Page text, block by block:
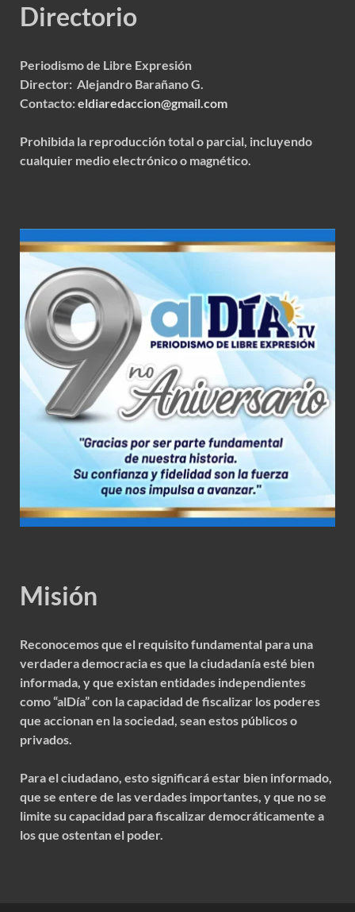
Directorio
Periodismo de Libre Expresión
Director: Alejandro Barañano G.
Contacto:eldiaredaccion@gmail.com
Prohibida la reproducción total o parcial, incluyendo
cualquier medio electrónico o magnético.
Misión
Reconocemos que el requisito fundamental para una
verdadera democracia es que la ciudadanía esté bien
informada, y que existan entidades independientes
como “alDía” con la capacidad de fiscalizar los poderes
que accionan en la sociedad, sean estos públicos o
privados.
Para el ciudadano, esto significará estar bien informado,
que se entere de las verdades importantes, y que no se
limite su capacidad para fiscalizar democráticamente a
los que ostentan el poder.